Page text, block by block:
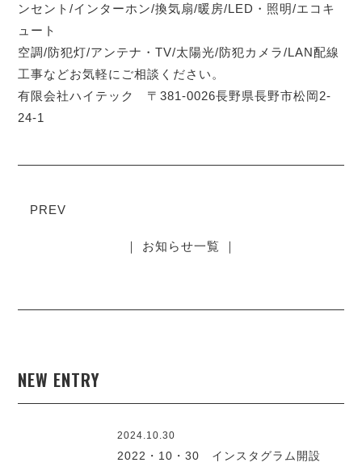
ンセント/インターホン/換気扇/暖房/LED・照明/エコキ
ュート
空調/防犯灯/アンテナ・TV/太陽光/防犯カメラ/LAN配線
工事などお気軽にご相談ください。
有限会社ハイテック 〒381-0026長野県長野市松岡2-
24-1
PREV
｜ お知らせ一覧 ｜
NEW ENTRY
2024.10.30
2022・10・30 インスタグラム開設